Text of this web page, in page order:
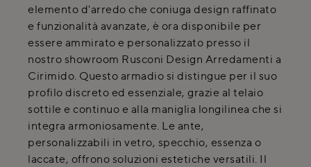
elemento d'arredo che coniuga design raffinato
e funzionalità avanzate, è ora disponibile per
essere ammirato e personalizzato presso il
nostro showroom Rusconi Design Arredamenti a
Cirimido. Questo armadio si distingue per il suo
profilo discreto ed essenziale, grazie al telaio
sottile e continuo e alla maniglia longilinea che si
integra armoniosamente. Le ante,
personalizzabili in vetro, specchio, essenza o
laccate, offrono soluzioni estetiche versatili. Il